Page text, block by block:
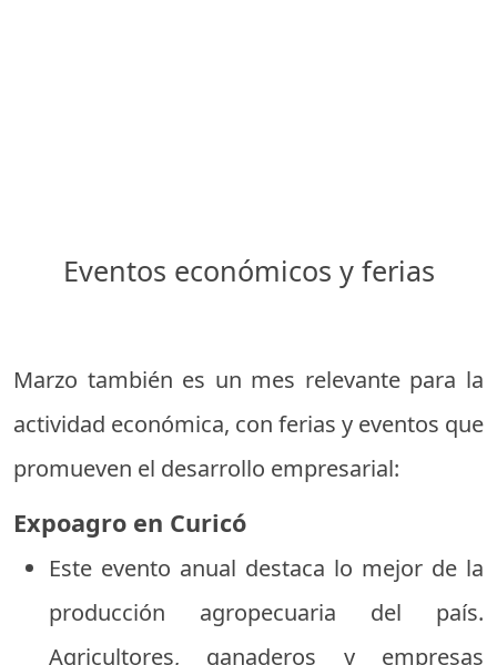
Eventos económicos y ferias
Marzo también es un mes relevante para la
actividad económica, con ferias y eventos que
promueven el desarrollo empresarial:
Expoagro en Curicó
Este evento anual destaca lo mejor de la
producción agropecuaria del país.
Agricultores, ganaderos y empresas